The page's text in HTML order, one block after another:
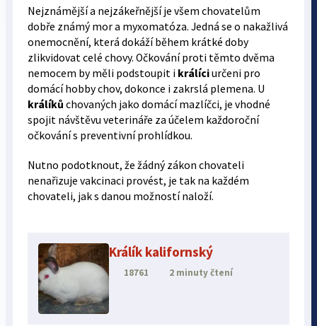
Nejznámější a nejzákeřnější je všem chovatelům
dobře známý mor a myxomatóza. Jedná se o nakažlivá
onemocnění, která dokáží během krátké doby
zlikvidovat celé chovy. Očkování proti těmto dvěma
nemocem by měli podstoupit i králíciurčeni pro
domácí hobby chov, dokonce i zakrslá plemena. U
králíků chovaných jako domácí mazlíčci, je vhodné
spojit návštěvu veterináře za účelem každoroční
očkování s preventivní prohlídkou.
Nutno podotknout, že žádný zákon chovateli
nenařizuje vakcinaci provést, je tak na každém
chovateli, jak s danou možností naloží.
Králík kalifornský
18761 2 minuty čtení